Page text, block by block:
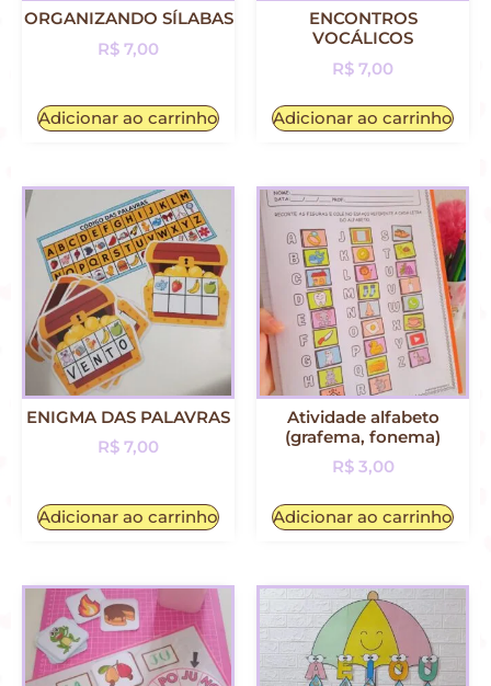
ORGANIZANDO SÍLABAS
R$ 7,00
Adicionar ao carrinho
ENCONTROS
VOCÁLICOS
R$ 7,00
Adicionar ao carrinho
ENIGMA DAS PALAVRAS
R$ 7,00
Adicionar ao carrinho
Atividade alfabeto
(grafema, fonema)
R$3,00
Adicionar ao carrinho